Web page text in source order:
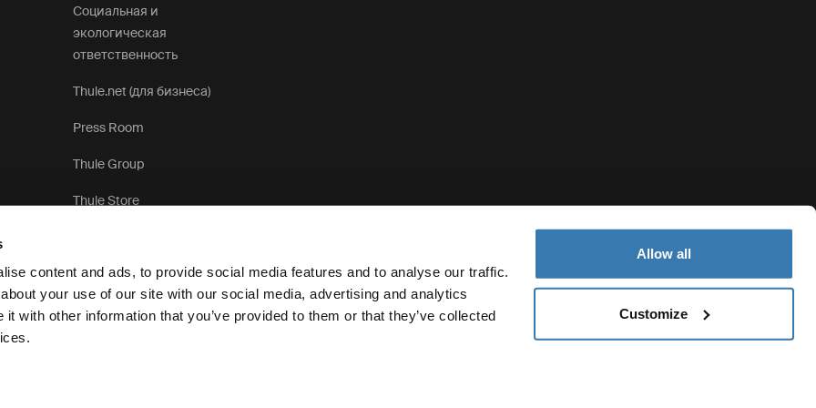
content and ads, to provide social media features and to analyse our traffic.
your use of our site with our social media, advertising and analytics
with other information that you’ve provided to them or that they’ve collected
Allow all
Customize
Социальная и
экологическая
ответственность
Thule.net (для бизнеса)
Press Room
Thule Group
Thule Store
Уведомление о конфиденциальности Политика использования файлов cookie Настройки файлов cookie Current market/
Kyrgyzstan